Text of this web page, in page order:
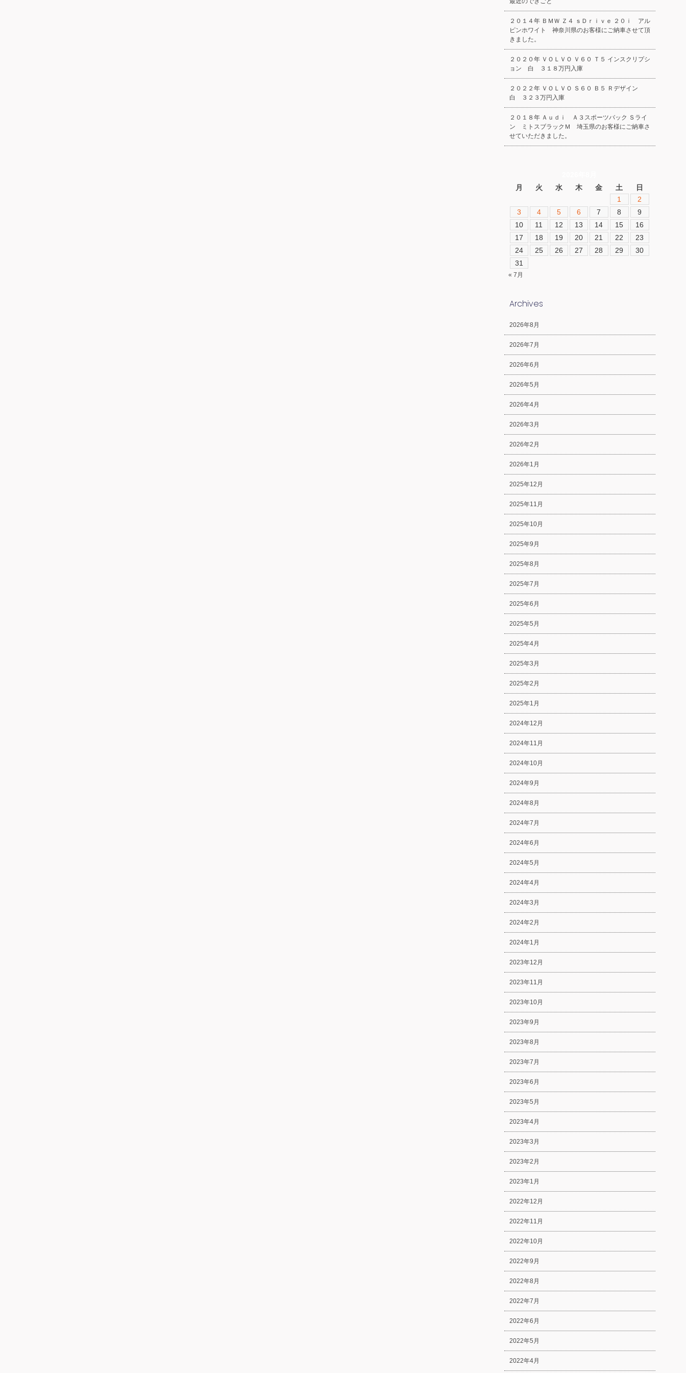
２０１４年 ＢＭＷ Ｚ４ ｓＤｒｉｖｅ ２０ｉ アル
ピンホワイト 神奈川県のお客様にご納車させて頂
きました。
２０２０年 ＶＯＬＶＯ Ｖ６０ Ｔ５ インスクリプシ
ョン 白 ３１８万円入庫
２０２２年 ＶＯＬＶＯ Ｓ６０ Ｂ５ Ｒデザイン
白 ３２３万円入庫
２０１８年 Ａｕｄｉ Ａ３スポーツバック Ｓライ
ン ミトスブラックＭ 埼玉県のお客様にご納車さ
せていただきました。
月
火 水 木 金 土
日
1
2
3
4 5 6 7 8
9
10
11 12 13 14 15
16
17
18 19 20 21 22
23
24
25 26 27 28 29
30
31
« 7月
Archives
2026年8月
2026年7月
2026年6月
2026年5月
2026年4月
2026年3月
2026年2月
2026年1月
2025年12月
2025年11月
2025年10月
2025年9月
2025年8月
2025年7月
2025年6月
2025年5月
2025年4月
2025年3月
2025年2月
2025年1月
2024年12月
2024年11月
2024年10月
2024年9月
2024年8月
2024年7月
2024年6月
2024年5月
2024年4月
2024年3月
2024年2月
2024年1月
2023年12月
2023年11月
2023年10月
2023年9月
2023年8月
2023年7月
2023年6月
2023年5月
2023年4月
2023年3月
2023年2月
2023年1月
2022年12月
2022年11月
2022年10月
2022年9月
2022年8月
2022年7月
2022年6月
2022年5月
2022年4月